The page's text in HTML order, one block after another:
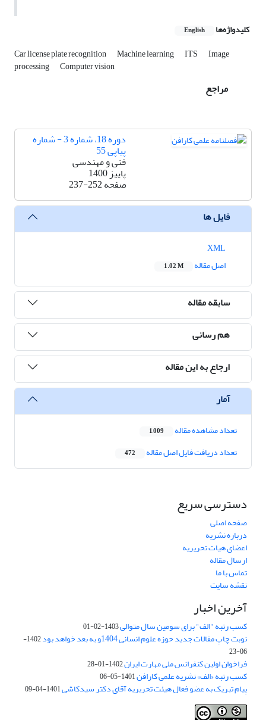
کلیدواژه‌ها English
Car license plate recognition Machine learning ITS Image
processing Computer vision
مراجع
دوره 18، شماره 3 - شماره
پیاپی 55
فنی و مهندسی
پاییز 1400
صفحه237-252
فایل ها
اصل مقاله
1.02 M
سابقه مقاله
هم رسانی
ارجاع به این مقاله
آمار
تعداد مشاهده مقاله 1,009
تعداد دریافت فایل اصل مقاله 472
دسترسی سریع
صفحه اصلی
درباره نشریه
اعضای هیات تحریریه
ارسال مقاله
تماس با ما
نقشه سایت
آخرین اخبار
کسب رتبه "الف" برای سومین سال متوالی1403-02-01
نوبت چاپ مقالات جدید حوزه علوم انسانی 1404و به بعد خواهد بود
1402-
06-23
فراخوان اولین کنفرانس ملی مهارت ایران1402-01-28
کسب رتبه «الف» نشریه علمی کارافن1401-05-06
پیام تبریک به عضو فعال هیئت تحریریه آقای دکتر سیدکاشی1401-04-09